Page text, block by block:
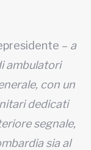
– a
ambulatori
con un
dedicati
segnale,
sia al